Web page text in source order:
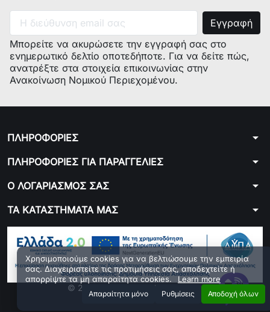
Μπορείτε να ακυρώσετε την εγγραφή σας στο
ενημερωτικό δελτίο οποτεδήποτε. Για να δείτε πώς,
ανατρέξτε στα στοιχεία επικοινωνίας στην
Ανακοίνωση Νομικού Περιεχομένου.
ΠΛΗΡΟΦΟΡΙΕΣ arrow_drop_down
ΠΛΗΡΟΦΟΡΙΕΣ ΓΙΑ ΠΑΡΑΓΓΕΛΙΕΣ arrow_drop_down
Ο ΛΟΓΑΡΙΑΣΜΟΣ ΣΑΣ arrow_drop_down
ΤΑ ΚΑΤΑΣΤΗΜΑΤΑ ΜΑΣ arrow_drop_down
Χρησιμοποιούμε cookies για να βελτιώσουμε την εμπειρία
σας. Διαχειριστείτε τις προτιμήσεις σας, αποδεχτείτε ή
απορρίψτε τα μη απαραίτητα cookies. Learn more
Aπαραίτητα μόνο Ρυθμίσεις Αποδοχή όλων
© 2026 - ploutarxoselectronics.gr
Developed by 01generator